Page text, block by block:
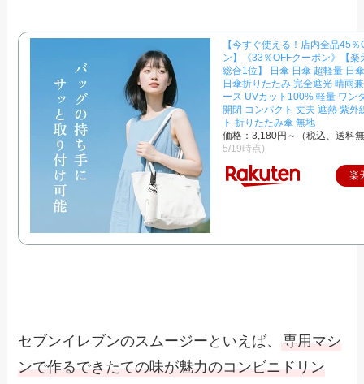
【今すぐ使える！店内全品45
ン】《33％OFFクーポン》【楽
総合1位】 日傘 日傘 超軽量 日
日傘折りたたみ 完全遮光 晴雨
ース UVカット100% 軽量 ワン
開閉 コンパクト 丈夫 遮熱 紫外
ト 折りたたみ傘 無地
価格：3,180円～（税込、送料
5/19時点)
楽
セブンイレブンのスムージーといえば、 専用マシ
ンで作るできたての味が魅力のコンビニドリン